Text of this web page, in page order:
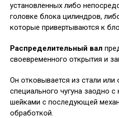
установленных либо
головке блока цилиндров,
которые привертываются к
Распределительный вал
своевременного открытия и
Он отковывается из стали или
специального чугуна заодно
шейками с последующей
обработкой.